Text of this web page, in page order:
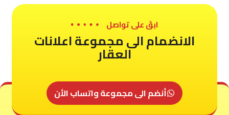
ابقَ على تواصل
الانضمام الى مجموعة اعلانات
العقار
أنضم الى مجموعة واتساب الأن